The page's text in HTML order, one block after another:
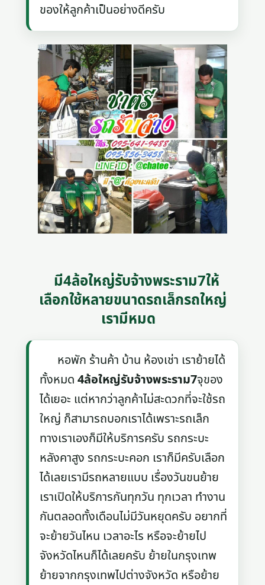
ของให้ลูกค้าเป็นอย่างดีครับ
มี4ล้อใหญ่รับจ้างพระราม7ให้
เลือกใช้หลายขนาดรถเล็กรถใหญ่
เรามีหมด
หอพัก ร้านค้า บ้าน ห้องเช่า เราย้ายได้
ทั้งหมด4ล้อใหญ่รับจ้างพระราม7จุของ
ได้เยอะ แต่หากว่าลูกค้าไม่สะดวกที่จะใช้รถ
ใหญ่ ก็สามารถบอกเราได้เพราะรถเล็ก
ทางเราเองก็มีให้บริการครับ รถกระบะ
หลังคาสูง รถกระบะคอก เราก็มีครับเลือก
ได้เลยเรามีรถหลายแบบ เรื่องวันขนย้าย
เราเปิดให้บริการกันทุกวัน ทุกเวลา ทำงาน
กันตลอดทั้งเดือนไม่มีวันหยุดครับ อยากที่
จะย้ายวันไหน เวลาอะไร หรือจะย้ายไป
จังหวัดไหนก็ได้เลยครับ ย้ายในกรุงเทพ
ย้ายจากกรุงเทพไปต่างจังหวัด หรือย้าย